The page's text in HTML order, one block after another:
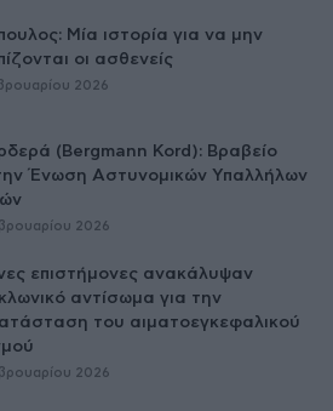
Μία ιστορία για να μην
οι ασθενείς
2026
(Bergmann Kord): Βραβείο
Ένωση Αστυνομικών Υπαλλήλων
2026
επιστήμονες ανακάλυψαν
αντίσωμα για την
του αιματοεγκεφαλικού
2026